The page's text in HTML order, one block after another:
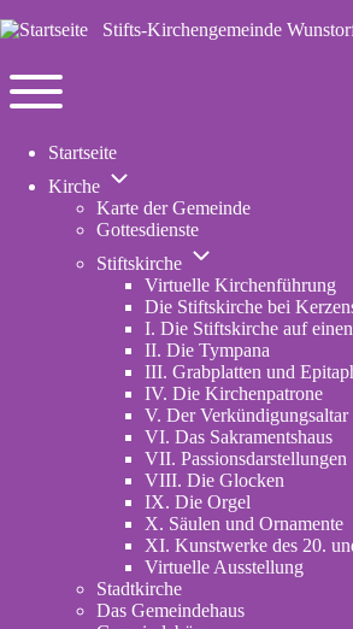
Stifts-Kirchengemeinde
Navigation
main
Startseite
Kirche
Unternavigation
Kirche
Karte der Gemeinde
Gottesdienste
Stiftskirche
Unternavigation
Stiftskirche
Virtuelle Kirchenführung
Die Stiftskirche bei
I. Die Stiftskirche auf
II. Die Tympana
III. Grabplatten und
IV. Die Kirchenpatrone
V. Der Verkündigungsaltar
VI. Das Sakramentshaus
VII. Passionsdarstellungen
VIII. Die Glocken
IX. Die Orgel
X. Säulen und Ornamente
XI. Kunstwerke des 20.
Virtuelle Ausstellung
Stadtkirche
Das Gemeindehaus